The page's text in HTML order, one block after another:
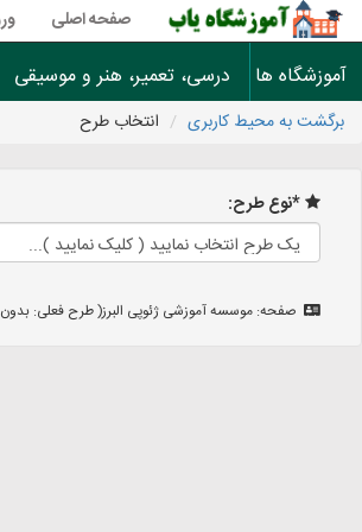
صفحه اصلی
آموزشگاه ها درسی، تعمیر، هنر و موسیقی
برگشت به محیط کاربری انتخاب طرح
*نوع طرح:
صفحه: موسسه آموزشی ژئوپی البرز( طرح فعلی: